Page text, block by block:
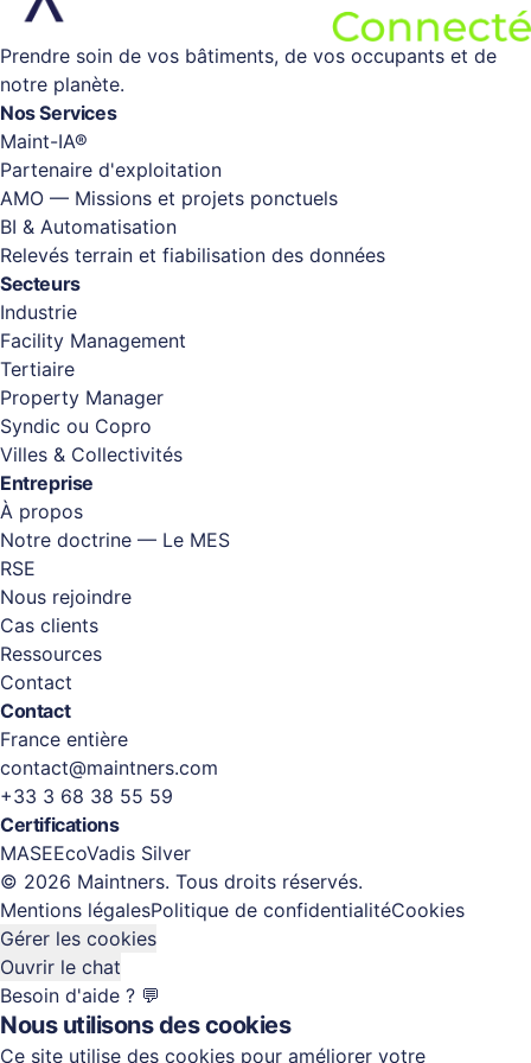
Prendre soin de vos bâtiments, de vos occupants et de
notre planète.
Nos Services
Maint-IA®
Partenaire d'exploitation
AMO — Missions et projets ponctuels
BI & Automatisation
Relevés terrain et fiabilisation des données
Secteurs
Industrie
Facility Management
Tertiaire
Property Manager
Syndic ou Copro
Villes & Collectivités
Entreprise
À propos
Notre doctrine — Le MES
RSE
Nous rejoindre
Cas clients
Ressources
Contact
Contact
France entière
contact@maintners.com
+33 3 68 38 55 59
Certifications
MASEEcoVadis Silver
© 2026 Maintners. Tous droits réservés.
Mentions légalesPolitique de confidentialitéCookies
Gérer les cookies
Ouvrir le chat
Besoin d'aide ? 💬
Nous utilisons des cookies
Ce site utilise des cookies pour améliorer votre